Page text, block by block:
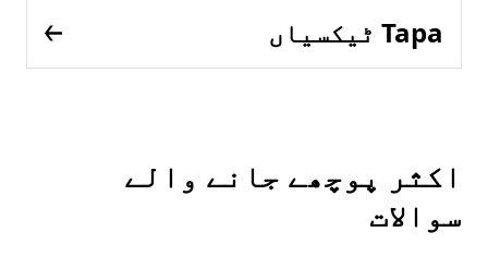
Tapa ٹیکسیاں
اکثر پوچھے جانے والے
سوالات